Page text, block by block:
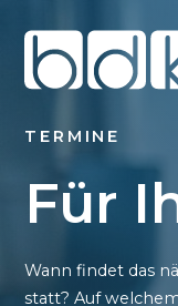
TERMINE
Für
Wann findet das
statt? Auf